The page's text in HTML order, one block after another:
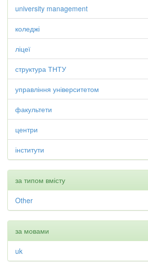
university management
коледжі
ліцеї
структура ТНТУ
управління університетом
факультети
центри
інститути
за типом вмісту
Other
за мовами
uk